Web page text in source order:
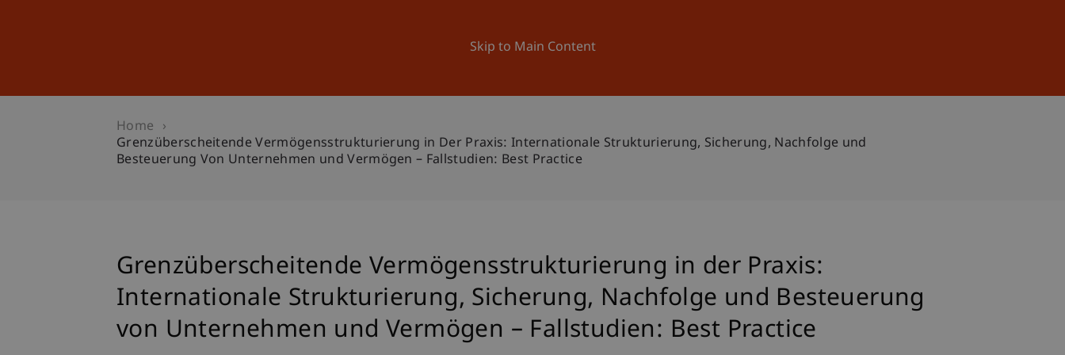
Skip to Main Content
University News and Events
Home
Grenzüberscheitende Vermögensstrukturierung in Der Praxis: Internationale Strukturierung, Sicherung, Nachfolge und
Besteuerung Von Unternehmen und Vermögen – Fallstudien: Best Practice
Grenzüberscheitende Vermögensstrukturierung in der Praxis:
Internationale Strukturierung, Sicherung, Nachfolge und Besteuerung
von Unternehmen und Vermögen – Fallstudien: Best Practice